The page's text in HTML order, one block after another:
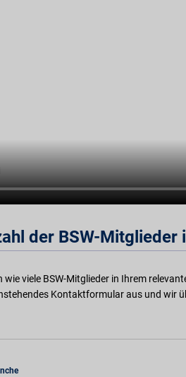
der BSW-Mitglieder
wie viele BSW-Mitglieder in Ihrem
Kontaktformular aus und wir